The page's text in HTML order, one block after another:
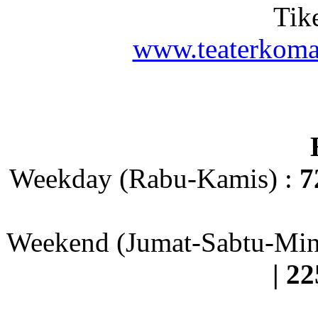
Weekday (Rabu-Kamis) :
Weekend (Jumat-Sabtu-
|